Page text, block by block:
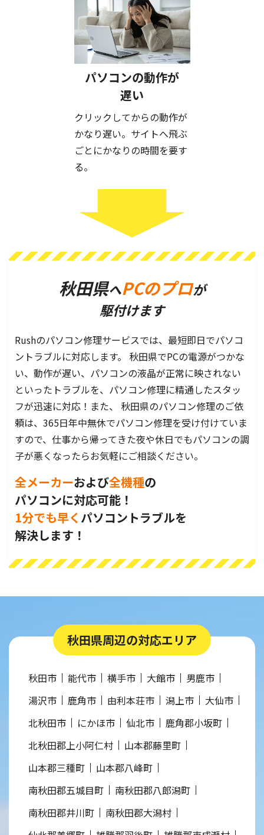
パソコンの動作が
遅い
クリックしてからの動作が
かなり遅い。サイトへ飛ぶ
ごとにかなりの時間を要す
る。
秋田県へPCのプロが
駆付けます
Rushのパソコン修理サービスでは、最短即日でパソコ
ントラブルに対応します。 秋田県でPCの電源がつかな
い、動作が遅い、パソコンの液晶が正常に映されない
といったトラブルを、パソコン修理に精通したスタッ
フが迅速に対応！また、 秋田県のパソコン修理のご依
頼は、365日年中無休でパソコン修理を受け付けていま
すので、仕事から帰ってきた夜や休日でもパソコンの調
子が悪くなったらお気軽にご相談ください。
全メーカーおよび全機種の
パソコンに対応可能！
1分でも早く パソコントラブルを
解決します！
秋田県周辺の対応エリア
秋田市 能代市 横手市 大館市
男鹿市
湯沢市
鹿角市 由利本荘市 潟上市
大仙市
北秋田市
にかほ市 仙北市
鹿角郡小坂町
北秋田郡上小阿仁村
山本郡藤里町
山本郡三種町
山本郡八峰町
南秋田郡五城目町
南秋田郡八郎潟町
南秋田郡井川町
南秋田郡大潟村